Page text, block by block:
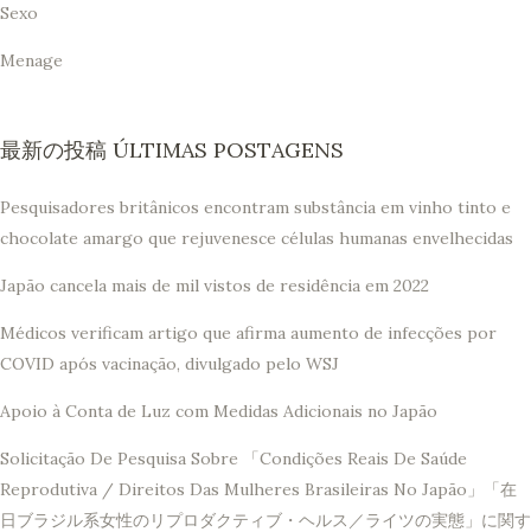
Sexo
Menage
最新の投稿 ÚLTIMAS POSTAGENS
Pesquisadores britânicos encontram substância em vinho tinto e
chocolate amargo que rejuvenesce células humanas envelhecidas
Japão cancela mais de mil vistos de residência em 2022
Médicos verificam artigo que afirma aumento de infecções por
COVID após vacinação, divulgado pelo WSJ
Apoio à Conta de Luz com Medidas Adicionais no Japão
Solicitação De Pesquisa Sobre 「Condições Reais De Saúde
Reprodutiva / Direitos Das Mulheres Brasileiras No Japão」「在
日ブラジル系女性のリプロダクティブ・ヘルス／ライツの実態」に関す